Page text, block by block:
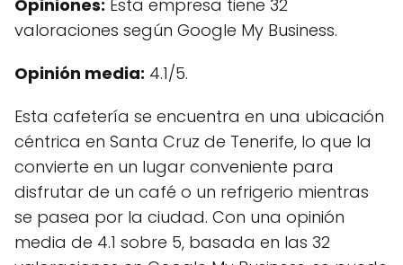
Opiniones: Esta empresa tiene 32
valoraciones según Google My Business.
Opinión media: 4.1/5.
Esta cafetería se encuentra en una ubicación
céntrica en Santa Cruz de Tenerife, lo que la
convierte en un lugar conveniente para
disfrutar de un café o un refrigerio mientras
se pasea por la ciudad. Con una opinión
media de 4.1 sobre 5, basada en las 32